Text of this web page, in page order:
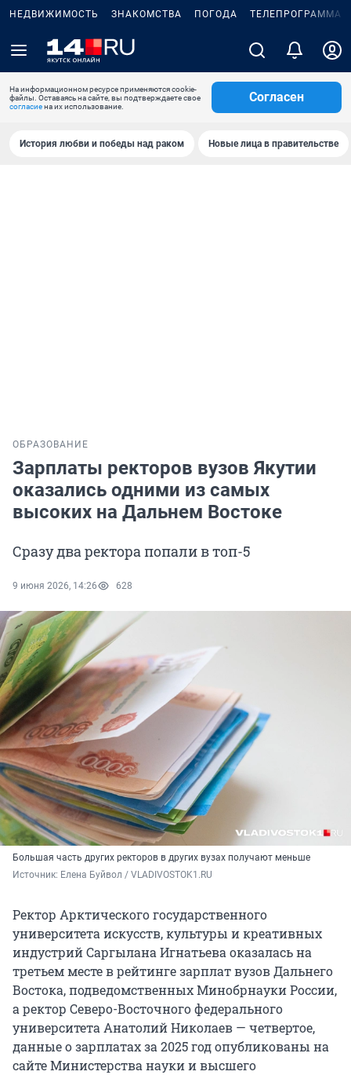
НЕДВИЖИМОСТЬ ЗНАКОМСТВА ПОГОДА ТЕЛЕПРОГРАММА
На информационном ресурсе применяются cookie-
файлы. Оставаясь на сайте, вы подтверждаете свое
согласиена их использование.
Согласен
История любви и победы над раком Новые лица в правительстве
ОБРАЗОВАНИЕ
Зарплаты ректоров вузов Якутии
оказались одними из самых
высоких на Дальнем Востоке
Сразу два ректора попали в топ-5
9 июня 2026, 14:26 628
Большая часть других ректоров в других вузах получают меньше
Источник: Елена Буйвол / VLADIVOSTOK1.RU
Ректор Арктического государственного
университета искусств, культуры и креативных
индустрий Саргылана Игнатьева оказалась на
третьем месте в рейтинге зарплат вузов Дальнего
Востока, подведомственных Минобрнауки России,
а ректор Северо-Восточного федерального
университета Анатолий Николаев — четвертое,
данные о зарплатах за 2025 год опубликованы на
сайте Министерства науки и высшего